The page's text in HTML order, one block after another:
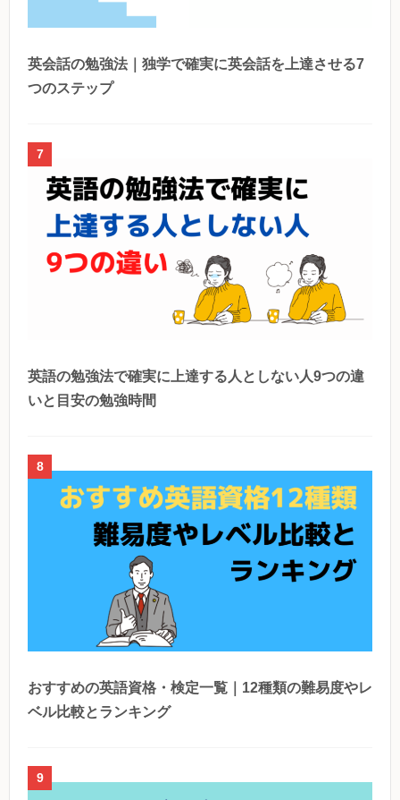
英会話の勉強法｜独学で確実に英会話を上達させる7
つのステップ
7
英語の勉強法で確実に上達する人としない人9つの違
いと目安の勉強時間
8
おすすめの英語資格・検定一覧｜12種類の難易度やレ
ベル比較とランキング
9